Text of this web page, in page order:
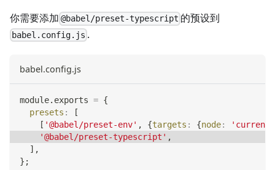
你需要添加 @babel/preset-typescript 的预设到
babel.config.js .
babel.config.js
module. exports = {
presets :
[
[ '@babel/preset-env' , {targets : {node:
'current'
'@babel/preset-typescript' ,
] ,
} ;